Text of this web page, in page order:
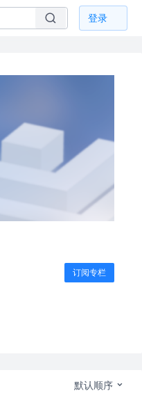
登录
订阅专栏
默认顺序